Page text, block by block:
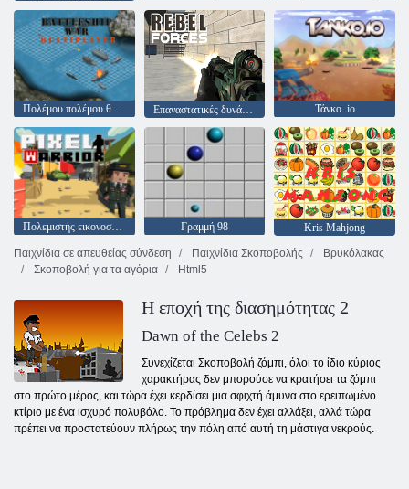
Πολέμου πολέμου θωρηκτό Επαναστατικές δυνάμεις Τάνκο. io
Πολεμιστής εικονοστοιχείων Γραμμή 98
Kris Mahjong
Παιχνίδια σε απευθείας σύνδεση
Παιχνίδια Σκοποβολής
Βρυκόλακας
Σκοποβολή για τα αγόρια
Html5
Η εποχή της διασημότητας 2
Dawn of the Celebs 2
Συνεχίζεται Σκοποβολή ζόμπι, όλοι το ίδιο κύριος
χαρακτήρας δεν μπορούσε να κρατήσει τα ζόμπι
στο πρώτο μέρος, και τώρα έχει κερδίσει μια σφιχτή άμυνα στο ερειπωμένο
κτίριο με ένα ισχυρό πολυβόλο. Το πρόβλημα δεν έχει αλλάξει, αλλά τώρα
πρέπει να προστατεύουν πλήρως την πόλη από αυτή τη μάστιγα νεκρούς.